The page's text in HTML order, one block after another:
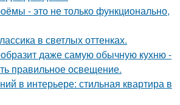
- это не только функционально,
в светлых оттенках.
даже самую обычную кухню -
правильное освещение.
в интерьере: стильная квартира в